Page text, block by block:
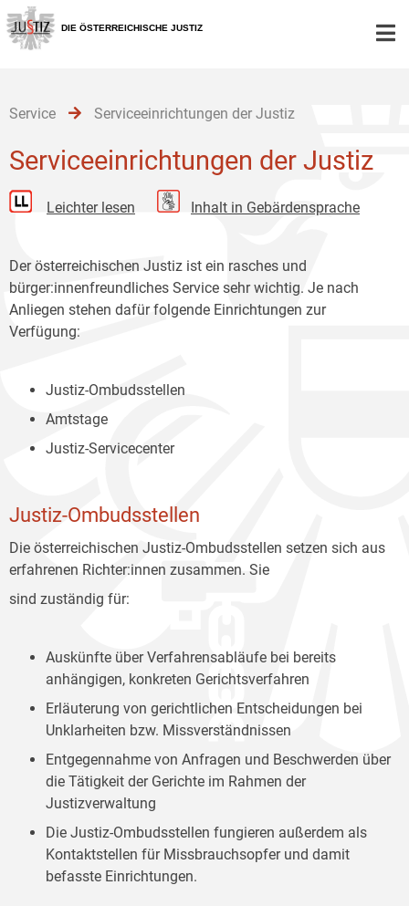
Zur
Hauptnavigation
[1]
Zum
Inhalt
[2]
Zum
Untermenü
[3]
DIE ÖSTERREICHISCHE JUSTIZ
Service Serviceeinrichtungen der Justiz
Serviceeinrichtungen der Justiz
Leichter lesen Inhalt in Gebärdensprache
Der österreichischen Justiz ist ein rasches und
bürger:innenfreundliches Service sehr wichtig. Je nach
Anliegen stehen dafür folgende Einrichtungen zur
Verfügung:
Justiz-Ombudsstellen
Amtstage
Justiz-Servicecenter
Justiz-Ombudsstellen
Die österreichischen Justiz-Ombudsstellen setzen sich aus
erfahrenen Richter:innen zusammen. Sie
sind zuständig für:
Auskünfte über Verfahrensabläufe bei bereits
anhängigen, konkreten Gerichtsverfahren
Erläuterung von gerichtlichen Entscheidungen bei
Unklarheiten bzw. Missverständnissen
Entgegennahme von Anfragen und Beschwerden über
die Tätigkeit der Gerichte im Rahmen der
Justizverwaltung
Die Justiz-Ombudsstellen fungieren außerdem als
Kontaktstellen für Missbrauchsopfer und damit
befasste Einrichtungen.